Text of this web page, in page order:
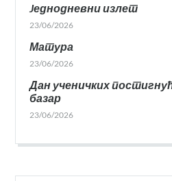
Jеднодневни излет
23/06/2026
Матура
23/06/2026
Дан ученичких
базар
23/06/2026